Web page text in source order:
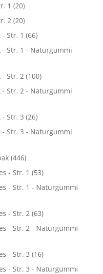
1 (20)
2 (20)
Str. 1 (66)
- Str. 1 - Naturgummi
- Str. 2 (100)
- Str. 2 - Naturgummi
- Str. 3 (26)
- Str. 3 - Naturgummi
(446)
- Str. 1 (53)
- Str. 1 - Naturgummi
- Str. 2 (63)
- Str. 2 - Naturgummi
- Str. 3 (16)
- Str. 3 - Naturgummi